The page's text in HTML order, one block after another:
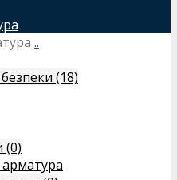
..
(18)
(0)